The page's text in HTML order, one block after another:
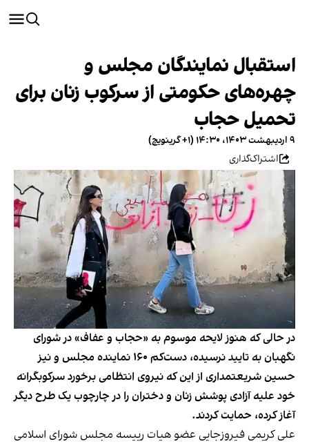
استقبال نمایندگان مجلس و
چهره‌های حکومتی از سرکوب زنان برای
تحمیل حجاب
۹ اردیبهشت ۱۴۰۳، ۱۴:۳۰ (‎+۱ گرینویچ)
اشتراک‌گذاری
در حالی که هنوز لایحه موسوم به «حجاب و عفاف» در شورای
نگهبان به تایید نرسیده، دست‌کم ۱۶۰ نماینده مجلس و نیز
حسین شریعتمداری از این که نیروی انتظامی برخورد سرکوبگرانه
خود علیه آزادی پوشش زنان و دختران را در چارچوب یک طرح دیگر
آغاز کرده، حمایت کردند.
علی کریمی فیروزجایی عضو هیات رییسه مجلس شورای اسلامی